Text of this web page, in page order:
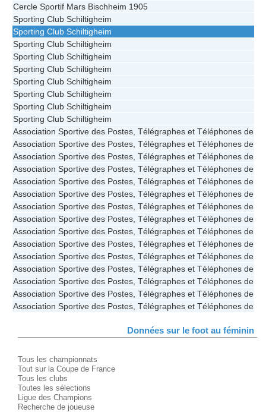
Cercle Sportif Mars Bischheim 1905
Sporting Club Schiltigheim
Sporting Club Schiltigheim
Sporting Club Schiltigheim
Sporting Club Schiltigheim
Sporting Club Schiltigheim
Sporting Club Schiltigheim
Sporting Club Schiltigheim
Sporting Club Schiltigheim
Sporting Club Schiltigheim
Association Sportive des Postes, Télégraphes et Téléphones de
Association Sportive des Postes, Télégraphes et Téléphones de
Association Sportive des Postes, Télégraphes et Téléphones de
Association Sportive des Postes, Télégraphes et Téléphones de
Association Sportive des Postes, Télégraphes et Téléphones de
Association Sportive des Postes, Télégraphes et Téléphones de
Association Sportive des Postes, Télégraphes et Téléphones de
Association Sportive des Postes, Télégraphes et Téléphones de
Association Sportive des Postes, Télégraphes et Téléphones de
Association Sportive des Postes, Télégraphes et Téléphones de
Association Sportive des Postes, Télégraphes et Téléphones de
Association Sportive des Postes, Télégraphes et Téléphones de
Association Sportive des Postes, Télégraphes et Téléphones de
Association Sportive des Postes, Télégraphes et Téléphones de
Association Sportive des Postes, Télégraphes et Téléphones de
Données sur le foot au féminin
Tous les championnats
Tout sur la Coupe de France
Tous les clubs
Toutes les sélections
Ligue des Champions
Recherche de joueuse